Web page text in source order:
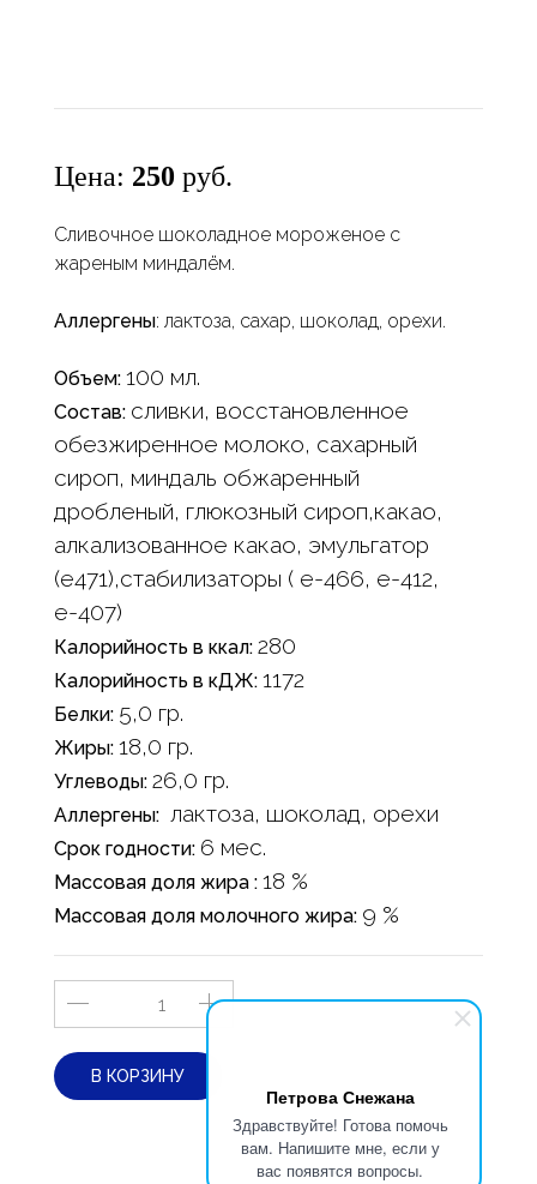
Петрова Снежана
Здравствуйте! Готова помочь
вам. Напишите мне, если у
вас появятся вопросы.
Цена: 250 руб.
Сливочное шоколадное мороженое с
жареным миндалём.
Аллергены: лактоза, сахар, шоколад, орехи.
Объем: 100 мл.
Состав: сливки, восстановленное
обезжиренное молоко, сахарный
сироп, миндаль обжаренный
дробленый, глюкозный сироп,какао,
алкализованное какао, эмульгатор
(е471),стабилизаторы ( е-466, е-412,
е-407)
Калорийность в ккал: 280
Калорийность в кДЖ: 1172
Белки: 5,0 гр.
Жиры: 18,0 гр.
Углеводы: 26,0 гр.
Аллергены: лактоза, шоколад, орехи
Срок годности: 6 мес.
Массовая доля жира : 18 %
Массовая доля молочного жира: 9 %
В КОРЗИНУ